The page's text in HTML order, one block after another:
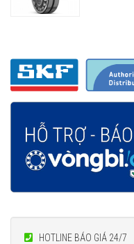
HOTLINE BÁO GIÁ 24/7